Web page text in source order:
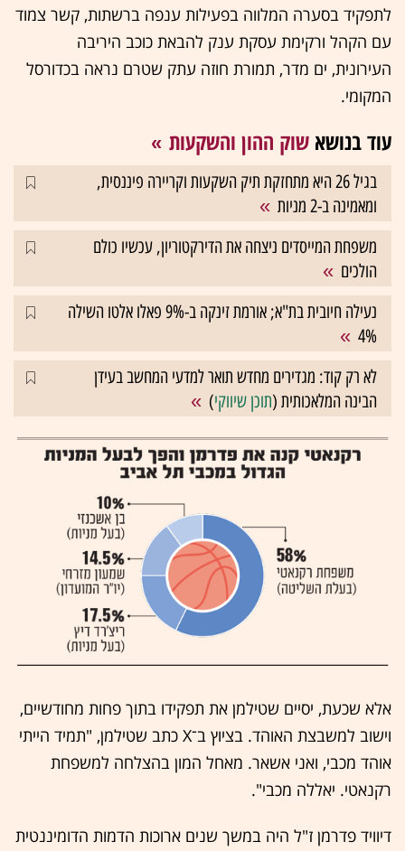
לתפקיד בסערה המלווה בפעילות ענפה ברשתות, קשר צמוד
עם הקהל ורקימת עסקת ענק להבאת כוכב היריבה
העירונית, ים מדר, תמורת חוזה עתק שטרם נראה בכדורסל
המקומי.
עוד בנושא שוק ההון והשקעות
בגיל 26 היא מתחזקת תיק השקעות וקריירה פיננסית,
ומאמינה ב-2 מניות
משפחת המייסדים ניצחה את הדירקטוריון, עכשיו כולם
הולכים
נעילה חיובית בת"א; אורמת זינקה ב-9% פאלו אלטו השילה
4%
לא רק קוד: מגדירים מחדש תואר למדעי המחשב בעידן
הבינה המלאכותית (תוכן שיווקי)
אלא שכעת, יסיים שטילמן את תפקידו בתוך פחות מחודשיים,
וישוב למשבצת האוהד. בציוץ ב־X כתב שטילמן, "תמיד הייתי
אוהד מכבי, ואני אשאר. מאחל המון בהצלחה למשפחת
רקנאטי. יאללה מכבי".
דיוויד פדרמן ז"ל היה במשך שנים ארוכות הדמות הדומיננטית